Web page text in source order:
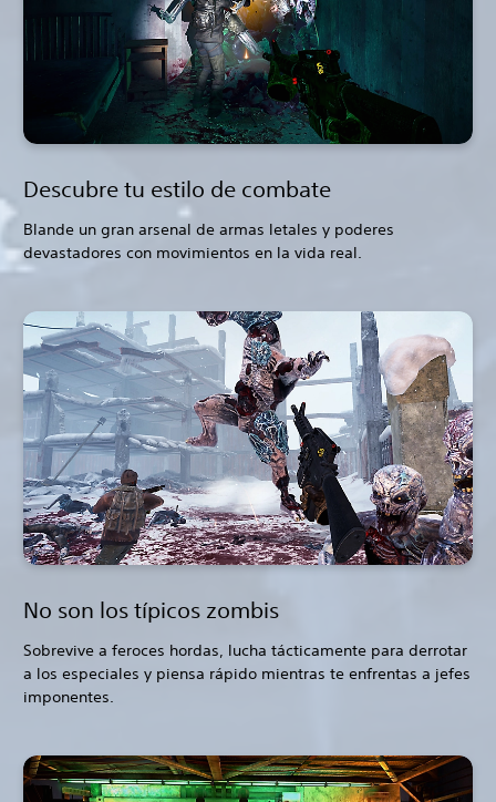
Descubre tu estilo de combate
Blande un gran arsenal de armas letales y poderes
devastadores con movimientos en la vida real.
No son los típicos zombis
Sobrevive a feroces hordas, lucha tácticamente para derrotar
a los especiales y piensa rápido mientras te enfrentas a jefes
imponentes.